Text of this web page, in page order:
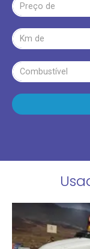
Preço de
Km de
Combustível